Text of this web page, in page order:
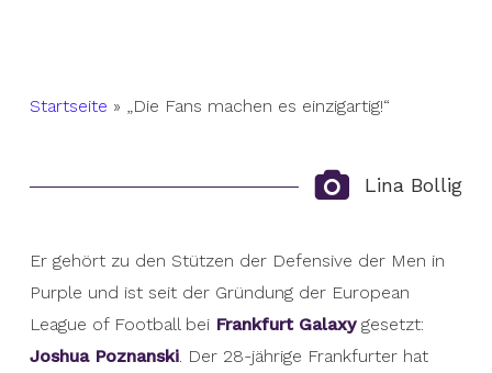
Startseite » „Die Fans machen es einzigartig!“
Lina Bollig
Er gehört zu den Stützen der Defensive der Men in
Purple und ist seit der Gründung der European
League of Football bei Frankfurt Galaxygesetzt:
Joshua Poznanski. Der 28-jährige Frankfurter hat